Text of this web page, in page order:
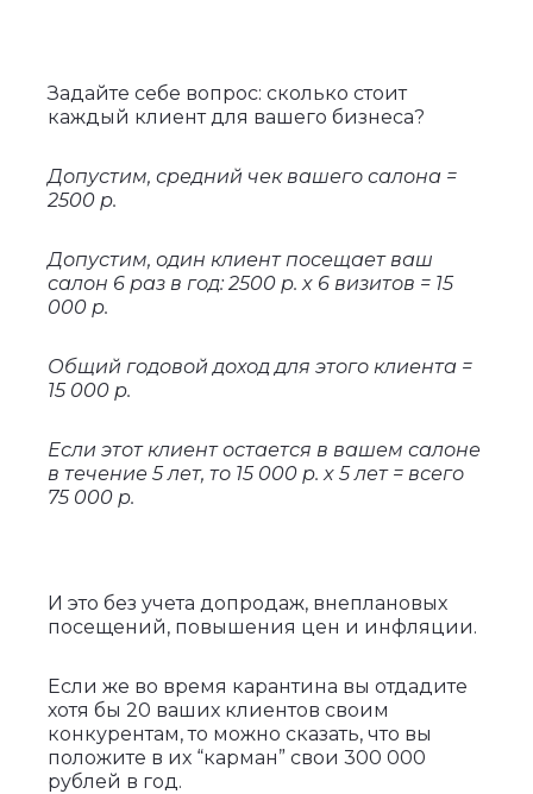
Задайте себе вопрос: сколько стоит
каждый клиент для вашего бизнеса?
Допустим, средний чек вашего салона =
2500 р.
Допустим, один клиент посещает ваш
салон 6 раз в год: 2500 р. x 6 визитов = 15
000 р.
Общий годовой доход для этого клиента =
15 000 р.
Если этот клиент остается в вашем салоне
в течение 5 лет, то 15 000 р. x 5 лет = всего
75 000 р.
И это без учета допродаж, внеплановых
посещений, повышения цен и инфляции.
Если же во время карантина вы отдадите
хотя бы 20 ваших клиентов своим
конкурентам, то можно сказать, что вы
положите в их “карман” свои 300 000
рублей в год.